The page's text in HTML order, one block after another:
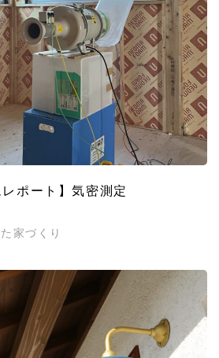
レポート】気密測定
家づくり